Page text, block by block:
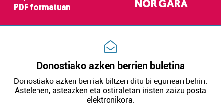
irakurri
PDF formatuan
NOR GARA
Donostiako azken berrien buletina
Donostiako azken berriak biltzen ditu bi egunean behin.
Astelehen, asteazken eta ostiraletan iristen zaizu posta
elektronikora.